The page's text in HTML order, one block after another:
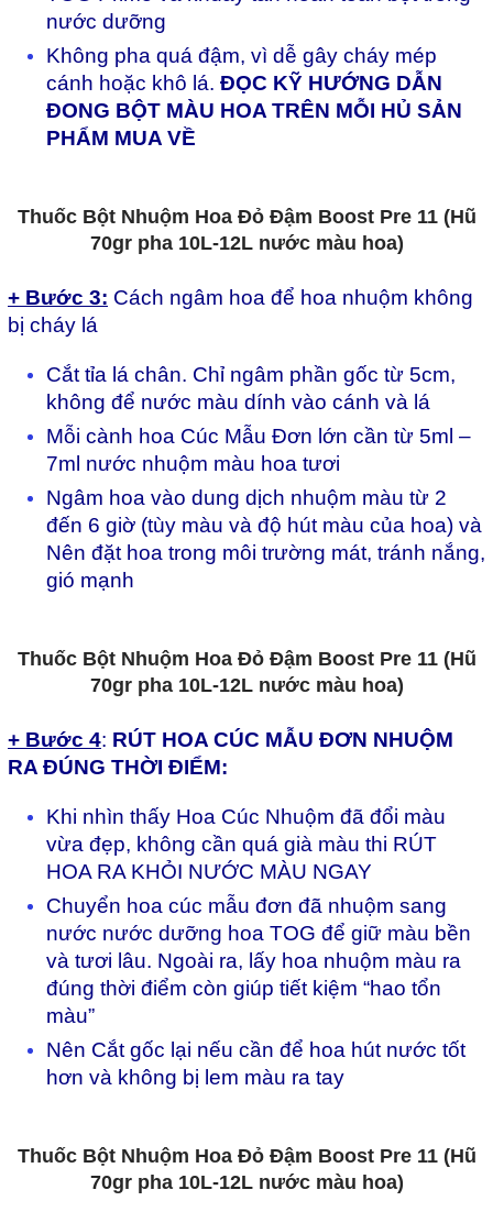
nước dưỡng
Không pha quá đậm, vì dễ gây cháy mép
cánh hoặc khô lá. ĐỌC KỸ HƯỚNG DẪN
ĐONG BỘT MÀU HOA TRÊN MỖI HỦ SẢN
PHẨM MUA VỀ
Thuốc Bột Nhuộm Hoa Đỏ Đậm Boost Pre 11 (Hũ
70gr pha 10L-12L nước màu hoa)
+ Bước 3: Cách ngâm hoa để hoa nhuộm không
bị cháy lá
Cắt tỉa lá chân. Chỉ ngâm phần gốc từ 5cm,
không để nước màu dính vào cánh và lá
Mỗi cành hoa Cúc Mẫu Đơn lớn cần từ 5ml –
7ml nước nhuộm màu hoa tươi
Ngâm hoa vào dung dịch nhuộm màu từ 2
đến 6 giờ (tùy màu và độ hút màu của hoa) và
Nên đặt hoa trong môi trường mát, tránh nắng,
gió mạnh
Thuốc Bột Nhuộm Hoa Đỏ Đậm Boost Pre 11 (Hũ
70gr pha 10L-12L nước màu hoa)
+ Bước 4: RÚT HOA CÚC MẪU ĐƠN NHUỘM
RA ĐÚNG THỜI ĐIỂM:
Khi nhìn thấy Hoa Cúc Nhuộm đã đổi màu
vừa đẹp, không cần quá già màu thi RÚT
HOA RA KHỎI NƯỚC MÀU NGAY
Chuyển hoa cúc mẫu đơn đã nhuộm sang
nước nước dưỡng hoa TOG để giữ màu bền
và tươi lâu. Ngoài ra, lấy hoa nhuộm màu ra
đúng thời điểm còn giúp tiết kiệm “hao tổn
màu”
Nên Cắt gốc lại nếu cần để hoa hút nước tốt
hơn và không bị lem màu ra tay
Thuốc Bột Nhuộm Hoa Đỏ Đậm Boost Pre 11 (Hũ
70gr pha 10L-12L nước màu hoa)